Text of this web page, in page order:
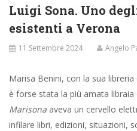
Luigi Sona. Uno
esistenti a Verona
11 Settembre 2024 Angelo
Marisa Benini, con la sua
è forse stata la più amata
Marisona aveva un cervello
infilare libri, edizioni, situazioni,